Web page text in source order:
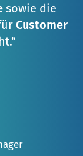
sowie die
Customer